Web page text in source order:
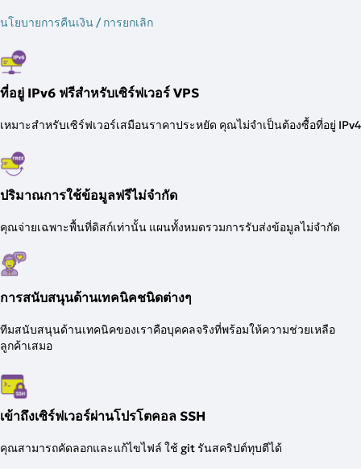
นโยบายการคืนเงิน / การยกเลิก
ที่อยู่ IPv6 ฟรีสำหรับเซิร์ฟเวอร์ VPS
เหมาะสำหรับเซิร์ฟเวอร์เสมือนราคาประหยัด คุณไม่จำเป็นต้องซื้อที่อยู่ IPv4
ปริมาณการใช้ข้อมูลฟรีไม่จำกัด
คุณจ่ายเฉพาะพื้นที่ดิสก์เท่านั้น แผนทั้งหมดรวมการรับส่งข้อมูลไม่จำกัด
การสนับสนุนด้านเทคนิคชนิดต่างๆ
ทีมสนับสนุนด้านเทคนิคของเราคือบุคคลจริงที่พร้อมให้ความช่วยเหลือ
ลูกค้าเสมอ
เข้าถึงเซิร์ฟเวอร์ผ่านโปรโตคอล SSH
คุณสามารถคัดลอกและแก้ไขไฟล์ ใช้ git รันสคริปต์ทุบตีได้